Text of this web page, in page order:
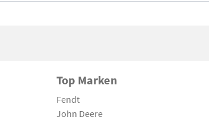
Top Marken
Fendt
John Deere